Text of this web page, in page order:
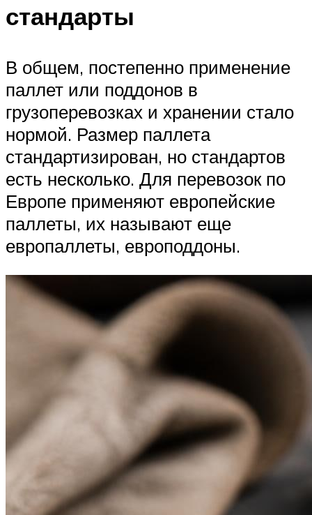
стандарты
В общем, постепенно применение
паллет или поддонов в
грузоперевозках и хранении стало
нормой. Размер паллета
стандартизирован, но стандартов
есть несколько. Для перевозок по
Европе применяют европейские
паллеты, их называют еще
европаллеты, европоддоны.